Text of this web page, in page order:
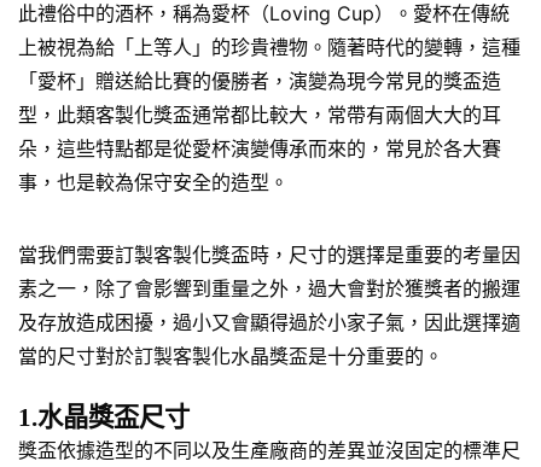
此禮俗中的酒杯，稱為愛杯（Loving Cup）。愛杯在傳統
上被視為給「上等人」的珍貴禮物。隨著時代的變轉，這種
「愛杯」贈送給比賽的優勝者，演變為現今常見的獎盃造
型，此類客製化獎盃通常都比較大，常帶有兩個大大的耳
朵，這些特點都是從愛杯演變傳承而來的，常見於各大賽
事，也是較為保守安全的造型。
當我們需要訂製客製化獎盃時，尺寸的選擇是重要的考量因
素之一，除了會影響到重量之外，過大會對於獲獎者的搬運
及存放造成困擾，過小又會顯得過於小家子氣，因此選擇適
當的尺寸對於訂製客製化水晶獎盃是十分重要的。
1.水晶獎盃尺寸
獎盃依據造型的不同以及生產廠商的差異並沒固定的標準尺